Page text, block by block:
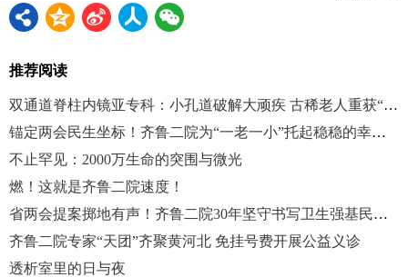
推荐阅读
双通道脊柱内镜亚专科：小孔道破解大顽疾 古稀老人重获“直立人生”
锚定两会民生坐标！齐鲁二院为“一老一小”托起稳稳的幸福！
不止罕见：2000万生命的突围与微光
燃！这就是齐鲁二院速度！
省两会提案掷地有声！齐鲁二院30年坚守书写卫生强基民生答卷
齐鲁二院专家“天团”齐聚黄河北 免挂号费开展公益义诊
透析室里的日与夜